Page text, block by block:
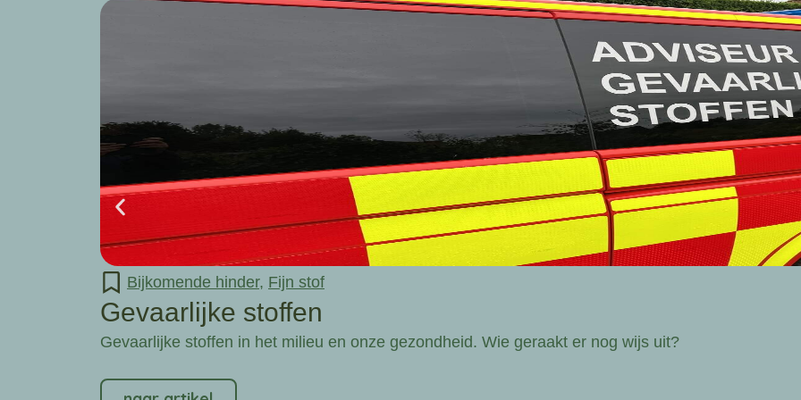
Bijkomende hinder, Fijn stof
Gevaarlijke stoffen
Gevaarlijke stoffen in het milieu en onze gezondheid. Wie geraakt er nog wijs uit?